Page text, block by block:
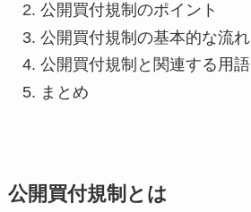
公開買付規制のポイント
公開買付規制の基本的な流れ
公開買付規制と関連する用語
まとめ
公開買付規制とは